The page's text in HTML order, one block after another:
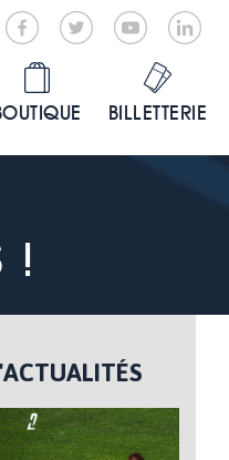
BILLETTERIE
!